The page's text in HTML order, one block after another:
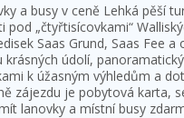
a busy v ceně Lehká pěší
pod „čtyřtisícovkami“
Saas Grund, Saas Fee a
údolí,
k úžasným výhledům a
zájezdu je pobytová karta,
lanovky a místní busy